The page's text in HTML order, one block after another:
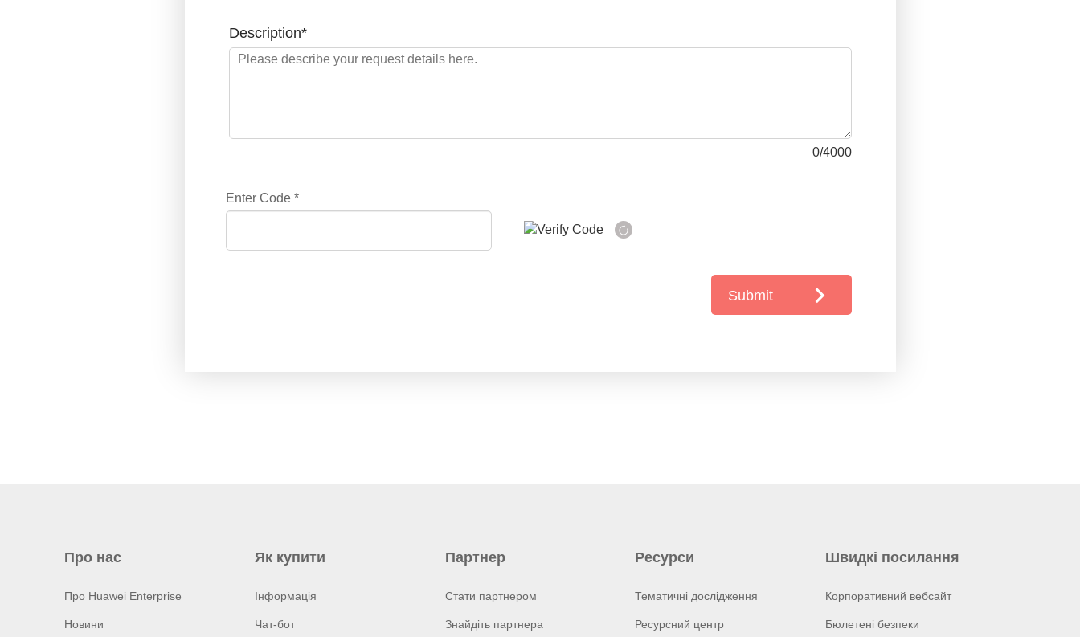
Description*
0/4000
Enter Code *
Submit
Про нас
Про Huawei Enterprise
Новини
Як купити
Інформація
Чат-бот
Партнер
Стати партнером
Знайдіть партнера
Ресурси
Тематичні дослідження
Ресурсний центр
Швидкі посилання
Корпоративний вебсайт
Бюлетені безпеки